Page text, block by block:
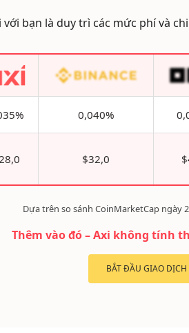
bạn là duy trì các mức phí và
0,040%
$32,0
Dựa trên so sánh CoinMarketCap ngày
Thêm vào đó – Axi không tính
BẮT ĐẦU GIAO DỊCH